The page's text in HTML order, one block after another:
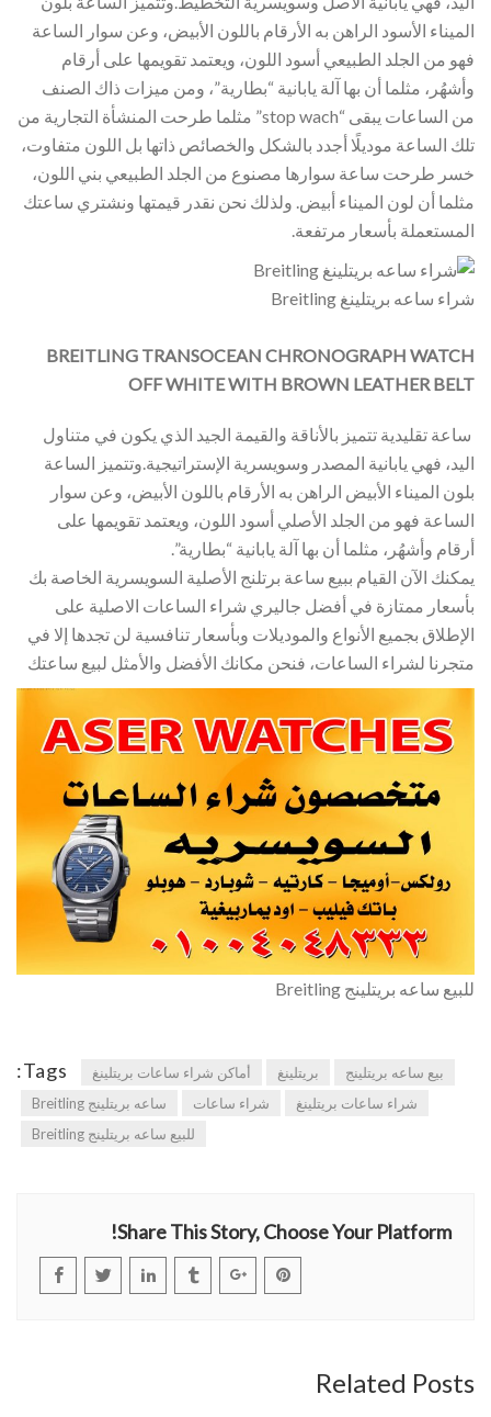
الميناء الأسود الراهن به الأرقام باللون الأبيض، وعن سوار الساعة
فهو من الجلد الطبيعي أسود اللون، ويعتمد تقويمها على أرقام
وأشهُر، مثلما أن بها آلة يابانية “بطارية”، ومن ميزات ذاك الصنف
من الساعات يبقى “stop wach” مثلما طرحت المنشأة التجارية من
تلك الساعة موديلًا أجدد بالشكل والخصائص ذاتها بل اللون متفاوت،
خسر طرحت ساعة سوارها مصنوع من الجلد الطبيعي بني اللون،
مثلما أن لون الميناء أبيض. ولذلك نحن نقدر قيمتها ونشتري ساعتك
المستعملة بأسعار مرتفعة.
شراء ساعه بريتلينغ Breitling
BREITLING TRANSOCEAN CHRONOGRAPH WATCH
OFF WHITE WITH BROWN LEATHER BELT
ساعة تقليدية تتميز بالأناقة والقيمة الجيد الذي يكون في متناول
اليد، فهي يابانية المصدر وسويسرية الإستراتيجية.وتتميز الساعة
بلون الميناء الأبيض الراهن به الأرقام باللون الأبيض، وعن سوار
الساعة فهو من الجلد الأصلي أسود اللون، ويعتمد تقويمها على
أرقام وأشهُر، مثلما أن بها آلة يابانية “بطارية”.
يمكنك الآن القيام ببيع ساعة برتلنج الأصلية السويسرية الخاصة بك
بأسعار ممتازة في أفضل جاليري شراء الساعات الاصلية على
الإطلاق بجميع الأنواع والموديلات وبأسعار تنافسية لن تجدها إلا في
متجرنا لشراء الساعات، فنحن مكانك الأفضل والأمثل لبيع ساعتك
للبيع ساعه بريتلينج Breitling
Tags: أماكن شراء ساعات بريتلينغ بريتلينغ
بيع ساعه بريتلينج
ساعه بريتلينج Breitling
شراء ساعات
شراء ساعات بريتلينغ
للبيع ساعه بريتلينج Breitling
Share This Story, Choose Your Platform!
Related Posts